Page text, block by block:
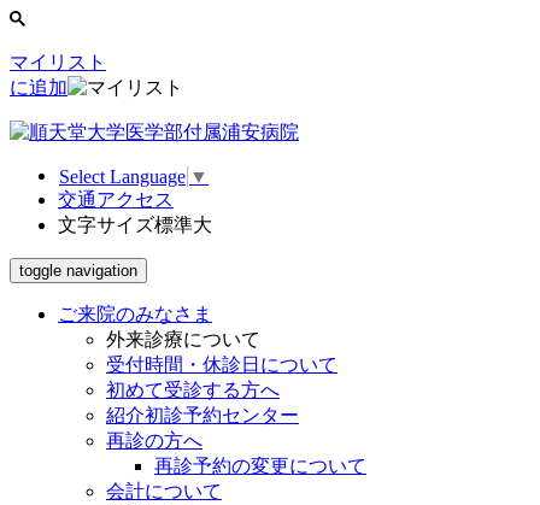
マイリスト
に追加
Select Language ▼
交通アクセス
文字サイズ標準大
toggle navigation
ご来院のみなさま
外来診療について
受付時間・休診日について
初めて受診する方へ
紹介初診予約センター
再診の方へ
再診予約の変更について
会計について